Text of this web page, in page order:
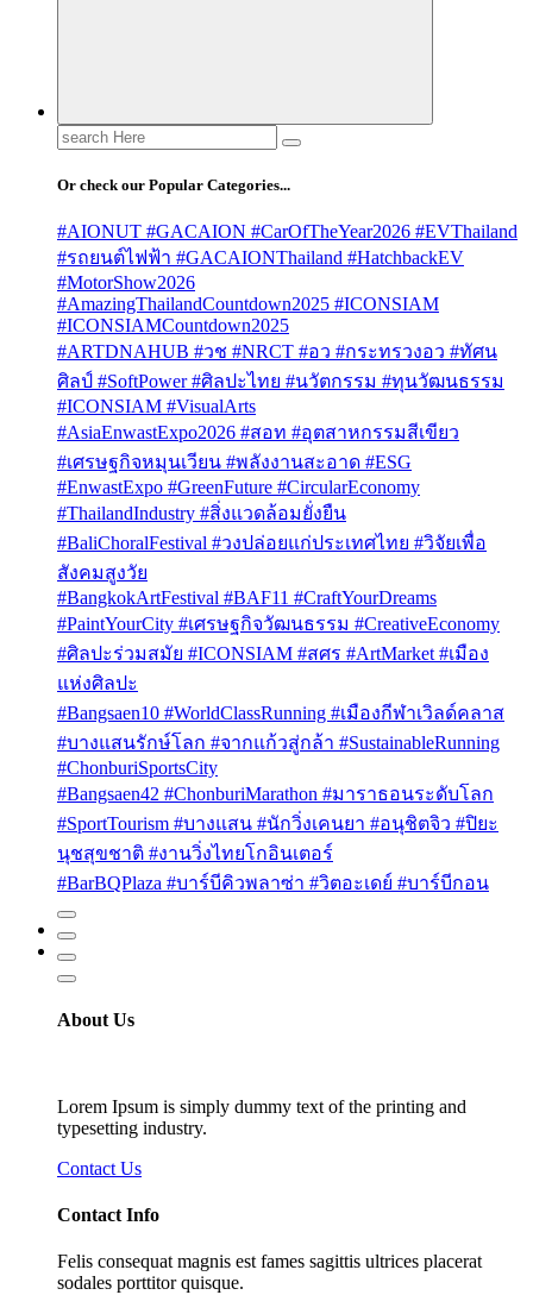
Search
for:
Or check our Popular Categories...
#AIONUT #GACAION #CarOfTheYear2026 #EVThailand
#รถยนต์ไฟฟ้า #GACAIONThailand #HatchbackEV
#MotorShow2026
#AmazingThailandCountdown2025 #ICONSIAM
#ICONSIAMCountdown2025
#ARTDNAHUB #วช #NRCT #อว #กระทรวงอว #ทัศน
ศิลป์ #SoftPower #ศิลปะไทย #นวัตกรรม #ทุนวัฒนธรรม
#ICONSIAM #VisualArts
#AsiaEnwastExpo2026 #สอท #อุตสาหกรรมสีเขียว
#เศรษฐกิจหมุนเวียน #พลังงานสะอาด #ESG
#EnwastExpo #GreenFuture #CircularEconomy
#ThailandIndustry #สิ่งแวดล้อมยั่งยืน
#BaliChoralFestival #วงปล่อยแก่ประเทศไทย #วิจัยเพื่อ
สังคมสูงวัย
#BangkokArtFestival #BAF11 #CraftYourDreams
#PaintYourCity #เศรษฐกิจวัฒนธรรม #CreativeEconomy
#ศิลปะร่วมสมัย #ICONSIAM #สศร #ArtMarket #เมือง
แห่งศิลปะ
#Bangsaen10 #WorldClassRunning #เมืองกีฬาเวิลด์คลาส
#บางแสนรักษ์โลก #จากแก้วสู่กล้า #SustainableRunning
#ChonburiSportsCity
#Bangsaen42 #ChonburiMarathon #มาราธอนระดับโลก
#SportTourism #บางแสน #นักวิ่งเคนยา #อนุชิตจิว #ปิยะ
นุชสุขชาติ #งานวิ่งไทยโกอินเตอร์
#BarBQPlaza #บาร์บีคิวพลาซ่า #วิตอะเดย์ #บาร์บีกอน
About Us
Lorem Ipsum is simply dummy text of the printing and
typesetting industry.
Contact Us
Contact Info
Felis consequat magnis est fames sagittis ultrices placerat
sodales porttitor quisque.